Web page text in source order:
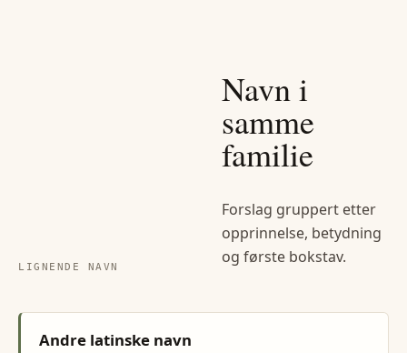
LIGNENDE NAVN
Navn i
samme
familie
Forslag gruppert etter
opprinnelse, betydning
og første bokstav.
Andre latinske navn